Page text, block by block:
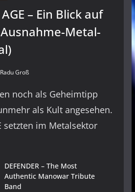
AGE – Ein Blick auf
Metal-
Groß
noch als Geheimtipp
als Kult angesehen.
setzten im Metalsektor
DEFENDER – The Most
Authentic Manowar Tribute
Band